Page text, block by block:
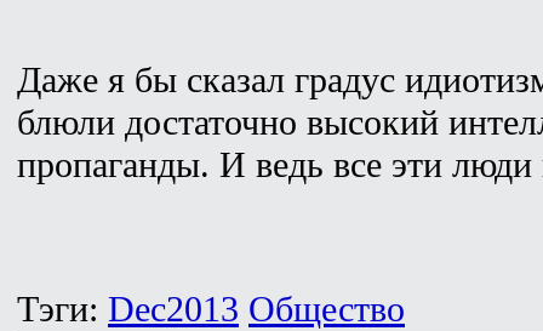
Даже я бы сказал градус
блюли достаточно высокий
пропаганды. И ведь все эти люди
Тэги: Dec2013 Общество